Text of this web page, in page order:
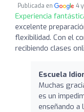
Publicada en 4
Experiencia
excelente
flexibilidad. Con el
recibiendo clases
Escuela
Muchas
es un
enseñando a